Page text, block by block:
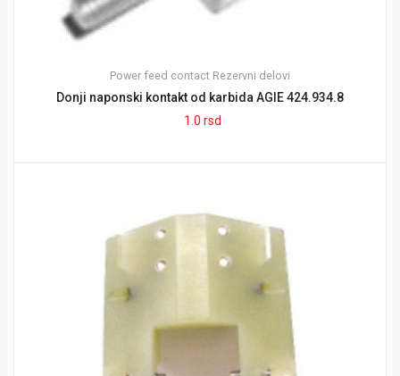
Power feed contact Rezervni delovi
Donji naponski kontakt od karbida AGIE 424.934.8
1.0 rsd